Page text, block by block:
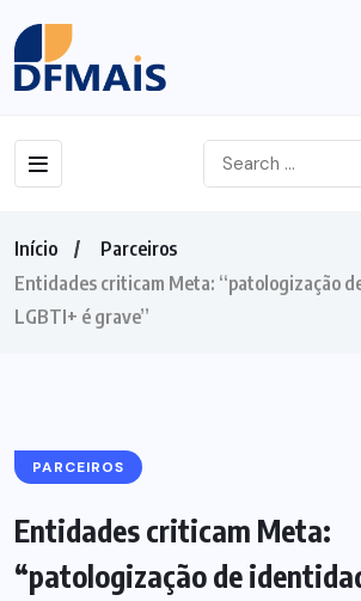
Início
Parceiros
Entidades criticam Meta: “patologização
LGBTI+ é grave”
PARCEIROS
Entidades criticam Meta:
“patologização de